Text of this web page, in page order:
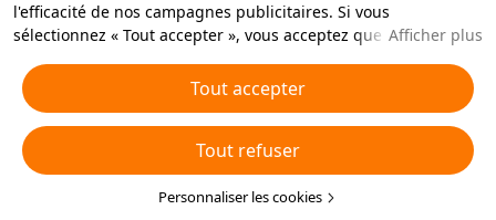
l'efficacité de nos campagnes publicitaires. Si vous
sélectionnez « Tout accepter », vous acceptez que nous et nos
similaires sur votre appareil à des fins publicitaires. Vous
pouvez aussi « rejeter tous » les cookies non essentiels ou
choisir les types de cookies que vous souhaitez accepter ou
rejeter à tout moment dans vos paramètres de confidentialité
ou en cliquant sur « Personnaliser les cookies » ci-dessous.
Pour plus de détails, consultez notrePolitique relative aux
Afficher plus
Tout accepter
Tout refuser
Personnaliser les cookies